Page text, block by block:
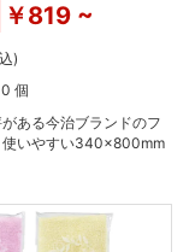
￥819 ~
)
個
ある今治ブランドのフ
使いやすい340×800mm